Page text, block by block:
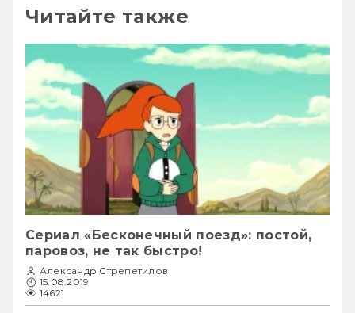
Читайте также
Сериал «Бесконечный поезд»: постой,
паровоз, не так быстро!
Александр Стрепетилов
15.08.2019
14621